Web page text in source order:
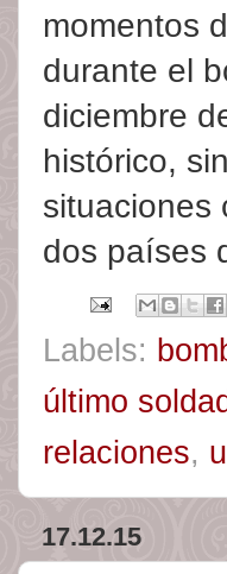
momentos
durante el
diciembre
histórico,
situaciones
dos países
Labels:
último
relaciones,
17.12.15